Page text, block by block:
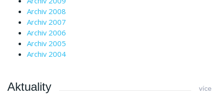
Archiv 2008
Archiv 2007
Archiv 2006
Archiv 2005
Archiv 2004
Aktuality více